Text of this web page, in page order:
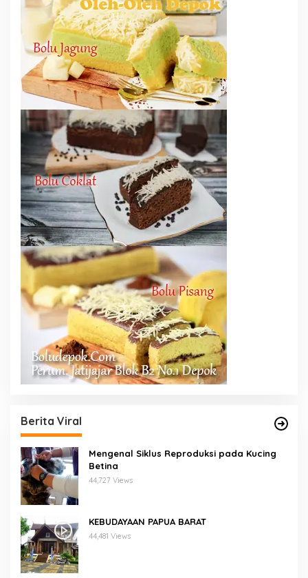
Berita Viral
Mengenal Siklus Reproduksi pada Kucing
Betina
44,727 Views
KEBUDAYAAN PAPUA BARAT
44,481 Views